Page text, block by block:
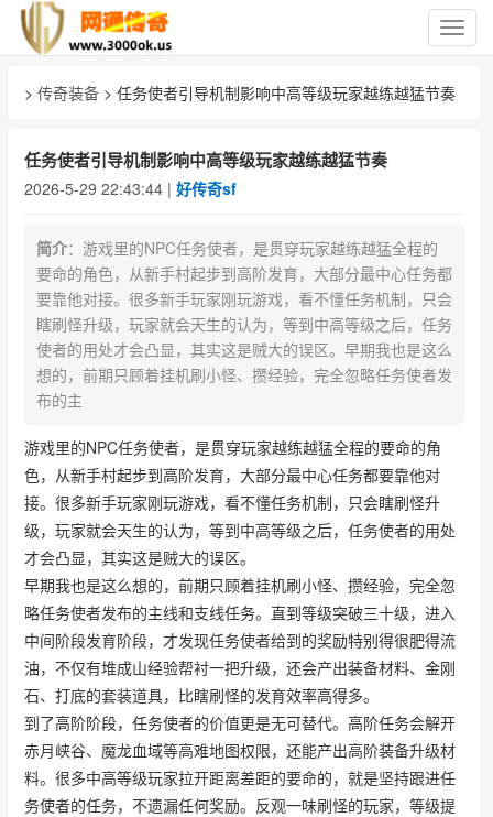
切
换
航
> 传奇装备 > 任务使者引导机制影响中高等级玩家越练越猛节奏
任务使者引导机制影响中高等级玩家越练越猛节奏
2026-5-29 22:43:44 | 好传奇sf
简介：游戏里的NPC任务使者，是贯穿玩家越练越猛全程的
要命的角色，从新手村起步到高阶发育，大部分最中心任务都
要靠他对接。很多新手玩家刚玩游戏，看不懂任务机制，只会
瞎刷怪升级，玩家就会天生的认为，等到中高等级之后，任务
使者的用处才会凸显，其实这是贼大的误区。早期我也是这么
想的，前期只顾着挂机刷小怪、攒经验，完全忽略任务使者发
布的主
游戏里的NPC任务使者，是贯穿玩家越练越猛全程的要命的角
色，从新手村起步到高阶发育，大部分最中心任务都要靠他对
接。很多新手玩家刚玩游戏，看不懂任务机制，只会瞎刷怪升
级，玩家就会天生的认为，等到中高等级之后，任务使者的用处
才会凸显，其实这是贼大的误区。
早期我也是这么想的，前期只顾着挂机刷小怪、攒经验，完全忽
略任务使者发布的主线和支线任务。直到等级突破三十级，进入
中间阶段发育阶段，才发现任务使者给到的奖励特别得很肥得流
油，不仅有堆成山经验帮衬一把升级，还会产出装备材料、金刚
石、打底的套装道具，比瞎刷怪的发育效率高得多。
到了高阶阶段，任务使者的价值更是无可替代。高阶任务会解开
赤月峡谷、魔龙血域等高难地图权限，还能产出高阶装备升级材
料。很多中高等级玩家拉开距离差距的要命的，就是坚持跟进任
务使者的任务，不遗漏任何奖励。反观一味刷怪的玩家，等级提